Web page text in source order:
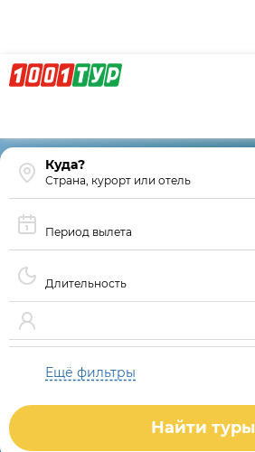
Страна, курорт или отель
Период вылета
Длительность
Ещё фильтры
Найти туры